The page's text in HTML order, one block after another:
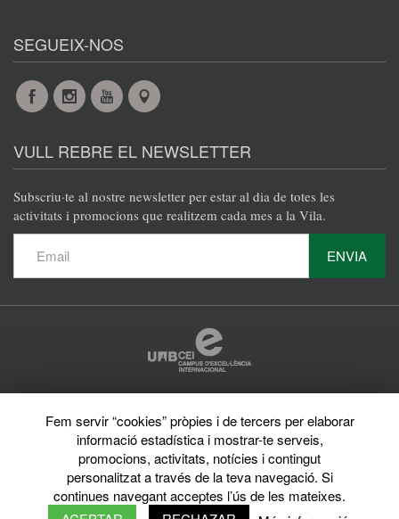
SEGUEIX-NOS
FacebookInstagram
YouTubeMaps
VULL REBRE EL NEWSLETTER
Subscriu·te al nostre newsletter per estar al dia de totes les
activitats i promocions que realitzem cada mes a la Vila.
ENVIA
Avís legal
Privacy policy
Sobre el web
Directori de la UAB
© 2026 Vila Universitària UAB Tots els drets reservats
Fem servir “cookies” pròpies i de tercers per elaborar
informació estadística i mostrar-te serveis,
promocions, activitats, notícies i contingut
personalitzat a través de la teva navegació. Si
continues navegant acceptes l’ús de les mateixes.